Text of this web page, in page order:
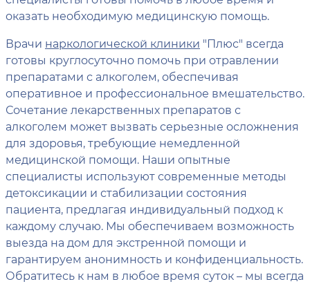
оказать необходимую медицинскую помощь.
Врачи наркологической клиники "Плюс" всегда
готовы круглосуточно помочь при отравлении
препаратами с алкоголем, обеспечивая
оперативное и профессиональное вмешательство.
Сочетание лекарственных препаратов с
алкоголем может вызвать серьезные осложнения
для здоровья, требующие немедленной
медицинской помощи. Наши опытные
специалисты используют современные методы
детоксикации и стабилизации состояния
пациента, предлагая индивидуальный подход к
каждому случаю. Мы обеспечиваем возможность
выезда на дом для экстренной помощи и
гарантируем анонимность и конфиденциальность.
Обратитесь к нам в любое время суток – мы всегда